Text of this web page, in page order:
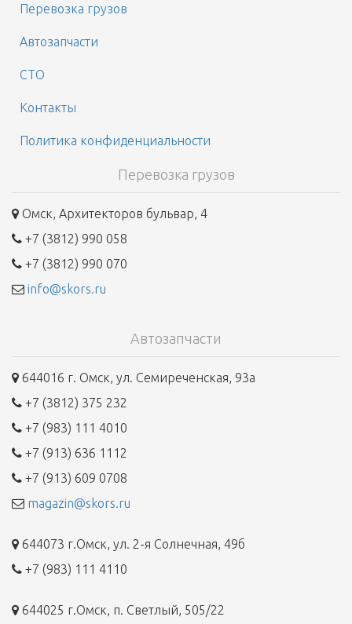
Перевозка грузов
Автозапчасти
СТО
Контакты
Политика конфиденциальности
Перевозка грузов
Омск, Архитекторов бульвар, 4
+7 (3812) 990 058
+7 (3812) 990 070
info@skors.ru
Автозапчасти
644016 г. Омск, ул. Семиреченская, 93а
+7 (3812) 375 232
+7 (983) 111 4010
+7 (913) 636 1112
+7 (913) 609 0708
magazin@skors.ru
644073 г.Омск, ул. 2-я Солнечная, 49б
+7 (983) 111 4110
644025 г.Омск, п. Светлый, 505/22